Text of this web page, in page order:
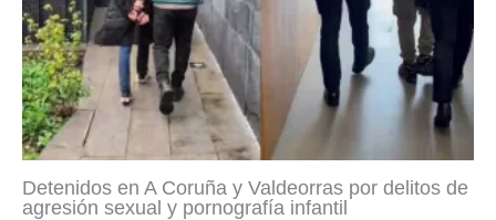
Detenidos en A Coruña y Valdeorras por delitos de
agresión sexual y pornografía infantil